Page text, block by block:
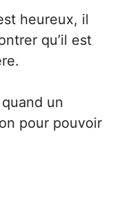
heureux, il
qu’il est
un
pour pouvoir